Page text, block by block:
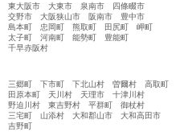
東大阪市 大東市 泉南市
四條畷市
交野市
大阪狭山市 阪南市
豊中市
島本町
忠岡町 熊取町 田尻町
岬町
太子町
河南町 能勢町
豊能町
千早赤阪村
三郷町 下市町 下北山村 曽爾村
高取町
田原本町
天川村 天理市
十津川村
野迫川村
東吉野村 平群町
御杖村
三宅町
山添村 大和郡山市
大和高田市
吉野町